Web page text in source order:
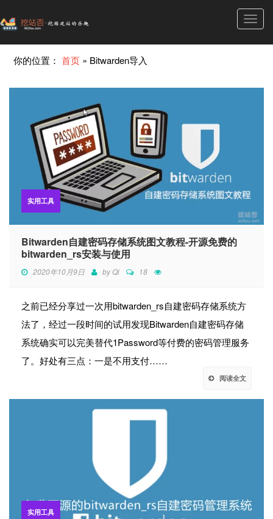
你的位置：首页 » Bitwarden导入
实用工具
Bitwarden自建密码存储系统图文教程-开源免费的
bitwarden_rs安装与使用
2020年10月9日 byQi 18
之前已经分享过一次用bitwarden_rs自建密码存储系统方
法了，经过一段时间的试用发现Bitwarden自建密码存储
系统确实可以完美替代1Password等付费的密码管理服务
了。好处有三点：一是不用支付……
阅读全文
实用工具